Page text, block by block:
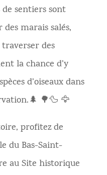
sentiers sont
marais salés,
des
la chance d’y
d’oiseaux dans
🌳🦆 🦅
profitez de
du Bas-Saint-
au Site historique